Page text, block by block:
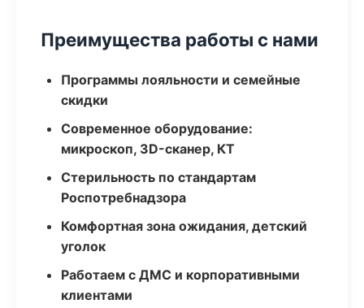
Преимущества работы с нами
Программы лояльности и семейные
скидки
Современное оборудование:
микроскоп, 3D-сканер, КТ
Стерильность по стандартам
Роспотребнадзора
Комфортная зона ожидания, детский
уголок
Работаем с ДМС и корпоративными
клиентами